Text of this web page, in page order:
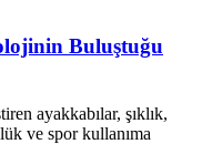
Buluştuğu
ayakkabılar, şıklık,
ve spor kullanıma